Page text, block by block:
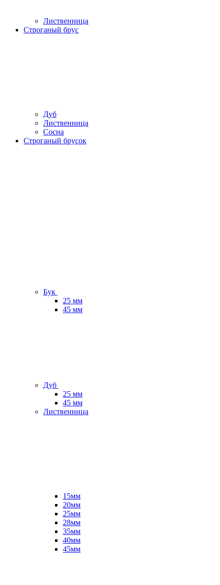
Лиственница
Строганый брус
Дуб
Лиственница
Сосна
Строганый брусок
Бук
25 мм
45 мм
Дуб
25 мм
45 мм
Лиственница
15мм
20мм
25мм
28мм
35мм
40мм
45мм